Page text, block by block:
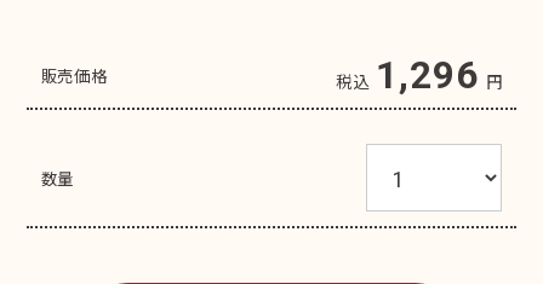
販売価格 税込 1,296 円
数量